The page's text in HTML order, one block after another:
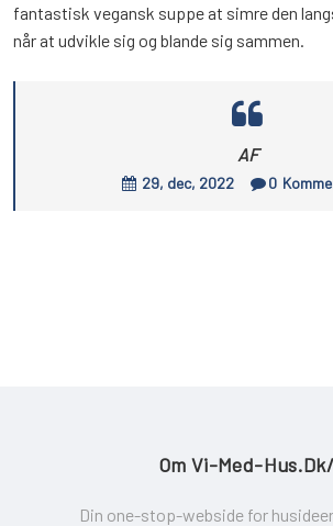
fantastisk vegansk suppe at simre den
når at udvikle sig og blande sig sammen.
AF
29, dec, 2022 0
Om Vi-Med-Hus.dk/
Din one-stop-webside for